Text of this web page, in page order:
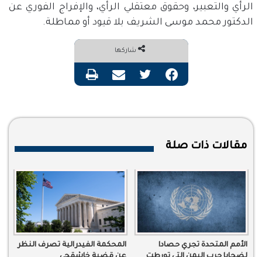
الرأي والتعبير، وحقوق معتقلي الرأي، والإفراج الفوري عن
الدكتور محمد موسى الشريف بلا قيود أو مماطلة.
شاركها
فيسبوك تويتر مشاركة عبر البريد طباعة
مقالات ذات صلة
الأمم المتحدة تجري حصادا
المحكمة الفيدرالية تصرف النظر